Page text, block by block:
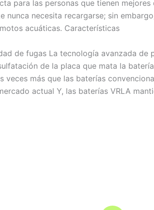
para las personas que tienen mejores
nunca necesita recargarse; sin
acuáticas. Características
de fugas La tecnología avanzada de
de la placa que mata la
más que las baterías
actual Y, las baterías VRLA